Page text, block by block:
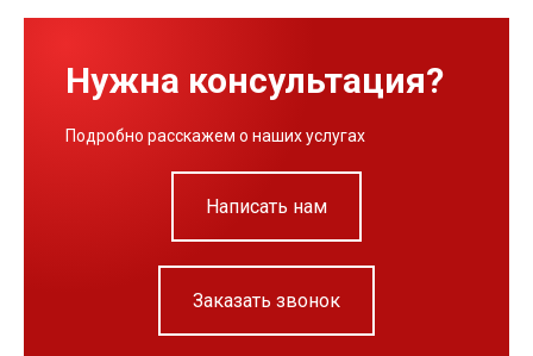
Нужна консультация?
Подробно расскажем о наших услугах
Написать нам
Заказать звонок